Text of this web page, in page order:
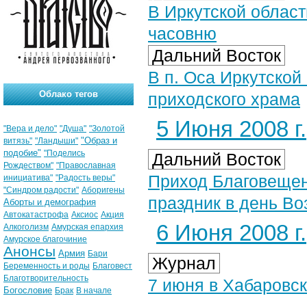
В Иркутской
часовню
Дальний Восток
В п. Оса Иркутской
приходского храма
5 Июня 2008 г.
Дальний Восток
Приход
праздник в день
6 Июня 2008 г.
Журнал
7 июня в
Облако тегов
"Вера и дело" "Душа" "Золотой
витязь" "Ландыши" "Образ и
подобие" "Поделись
Рождеством" "Православная
инициатива" "Радость веры"
"Синдром радости" Аборигены
Аборты и демография
Автокатастрофа Аксиос Акция
Алкоголизм Амурская епархия
Амурское благочиние
Анонсы Армия Бари
Беременность и роды Благовест
Благотворительность
Богословие Брак В начале